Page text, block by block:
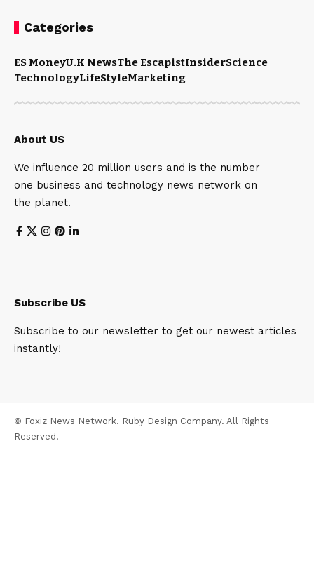
Categories
ES MoneyU.K NewsThe EscapistInsiderScience
TechnologyLifeStyleMarketing
About US
We influence 20 million users and is the number
one business and technology news network on
the planet.
Subscribe US
Subscribe to our newsletter to get our newest articles
instantly!
© Foxiz News Network. Ruby Design Company. All Rights
Reserved.